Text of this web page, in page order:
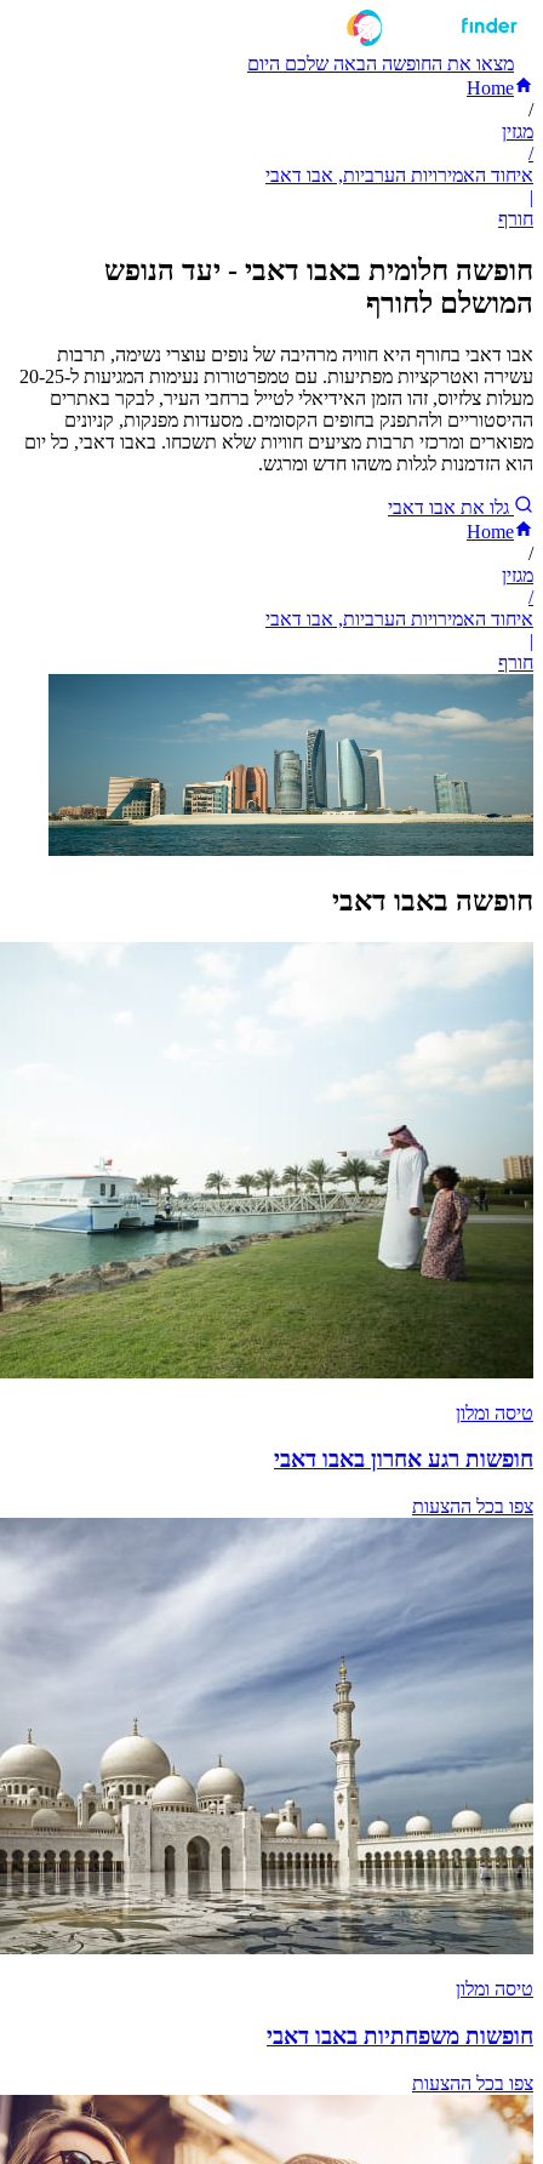
מצאו את החופשה הבאה שלכם היום
Home
/
מגזין
/
איחוד האמירויות הערביות, אבו דאבי
|
חורף
חופשה חלומית באבו דאבי - יעד הנופש
המושלם לחורף
אבו דאבי בחורף היא חוויה מרהיבה של נופים עוצרי נשימה, תרבות
עשירה ואטרקציות מפתיעות. עם טמפרטורות נעימות המגיעות ל-20-25
מעלות צלזיוס, זהו הזמן האידיאלי לטייל ברחבי העיר, לבקר באתרים
ההיסטוריים ולהתפנק בחופים הקסומים. מסעדות מפנקות, קניונים
מפוארים ומרכזי תרבות מציעים חוויות שלא תשכחו. באבו דאבי, כל יום
הוא הזדמנות לגלות משהו חדש ומרגש.
גלו את אבו דאבי
Home
/
מגזין
/
איחוד האמירויות הערביות, אבו דאבי
|
חורף
חופשה באבו דאבי
טיסה ומלון
חופשות רגע אחרון באבו דאבי
צפו בכל ההצעות
טיסה ומלון
חופשות משפחתיות באבו דאבי
צפו בכל ההצעות